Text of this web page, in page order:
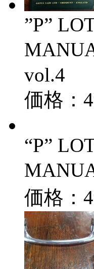
”P”
vol.4
価格：
“P”
価格：